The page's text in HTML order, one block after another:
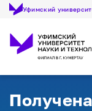
Уфимский